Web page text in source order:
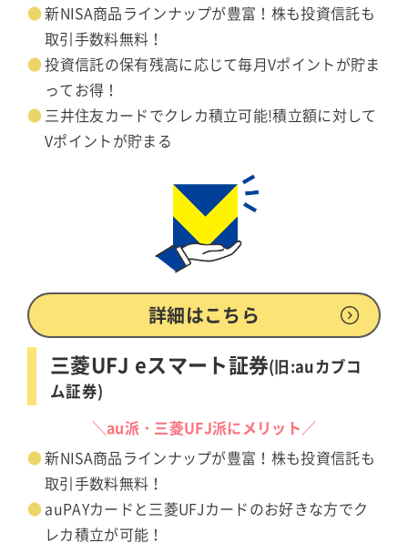
新NISA商品ラインナップが豊富！株も投資信託も
取引手数料無料！
投資信託の保有残高に応じて毎月Vポイントが貯ま
ってお得！
三井住友カードでクレカ積立可能!積立額に対して
Vポイントが貯まる
詳細はこちら
三菱UFJ eスマート証券(旧:auカブコ
ム証券)
＼au派・三菱UFJ派にメリット／
新NISA商品ラインナップが豊富！株も投資信託も
取引手数料無料！
auPAYカードと三菱UFJカードのお好きな方でク
レカ積立が可能！